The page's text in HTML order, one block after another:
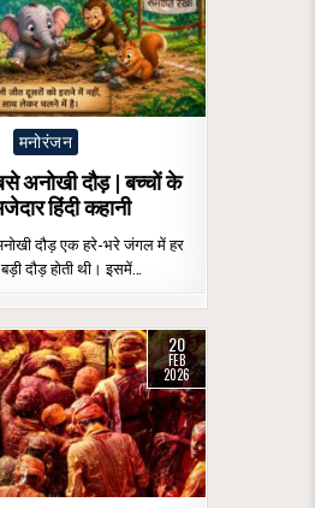
Posted
मनोरंजन
अनोखी दौड़ | बच्चों के
हिंदी कहानी
दौड़ एक हरे-भरे जंगल में हर
दौड़ होती थी। इसमें…
20
FEB
2026